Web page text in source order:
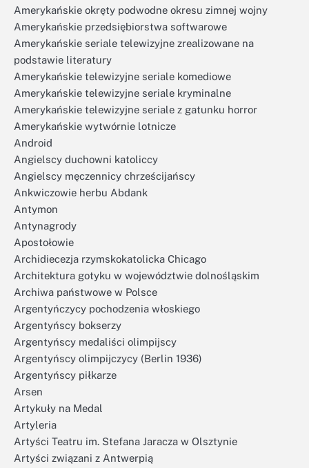
Amerykańskie okręty podwodne okresu zimnej wojny
Amerykańskie przedsiębiorstwa softwarowe
Amerykańskie seriale telewizyjne zrealizowane na
podstawie literatury
Amerykańskie telewizyjne seriale komediowe
Amerykańskie telewizyjne seriale kryminalne
Amerykańskie telewizyjne seriale z gatunku horror
Amerykańskie wytwórnie lotnicze
Android
Angielscy duchowni katoliccy
Angielscy męczennicy chrześcijańscy
Ankwiczowie herbu Abdank
Antymon
Antynagrody
Apostołowie
Archidiecezja rzymskokatolicka Chicago
Architektura gotyku w województwie dolnośląskim
Archiwa państwowe w Polsce
Argentyńczycy pochodzenia włoskiego
Argentyńscy bokserzy
Argentyńscy medaliści olimpijscy
Argentyńscy olimpijczycy (Berlin 1936)
Argentyńscy piłkarze
Arsen
Artykuły na Medal
Artyleria
Artyści Teatru im. Stefana Jaracza w Olsztynie
Artyści związani z Antwerpią